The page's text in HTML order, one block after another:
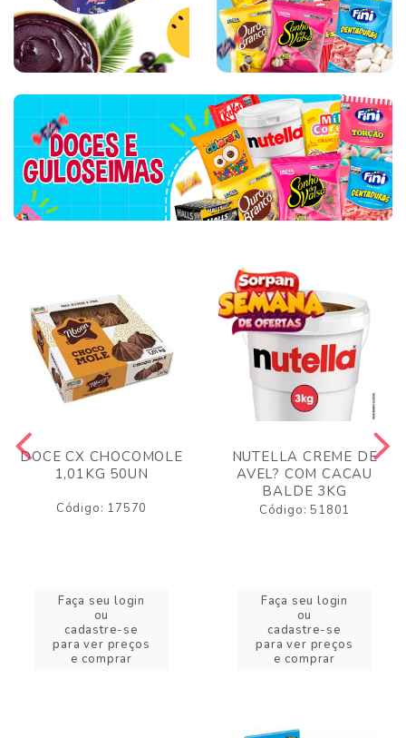
DOCE CX CHOCOMOLE
1,01KG 50UN
Código: 17570
Faça seu login
ou
cadastre-se
para ver preços
e comprar
NUTELLA CREME DE
AVEL? COM CACAU
BALDE 3KG
Código: 51801
Faça seu login
ou
cadastre-se
para ver preços
e comprar